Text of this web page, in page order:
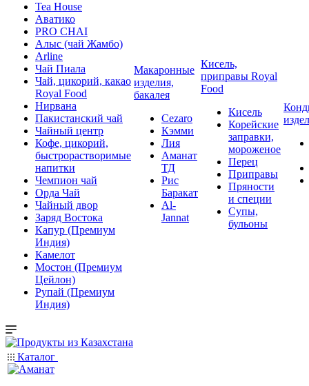
Tea House
Аватико
PRO CHAI
Алыс (чай Жамбо)
Arline
Чай Пиала
Чай, цикорий, какао
Royal Food
Нирвана
Пакистанский чай
Чайный центр
Кофе, цикорий,
быстрорастворимые
напитки
Чемпион чай
Орда Чай
Чайный двор
Заряд Востока
Капур (Премиум
Индия)
Камелот
Мостон (Премиум
Цейлон)
Рупай (Премиум
Индия)
Макаронные
изделия,
бакалея
Cezaro
Кэмми
Лия
Аманат
ТД
Рис
Баракат
Al-
Jannat
Кисель,
приправы Royal
Food
Кисель
Корейские
заправки,
мороженое
Перец
Приправы
Пряности
и специи
Супы,
бульоны
Каталог